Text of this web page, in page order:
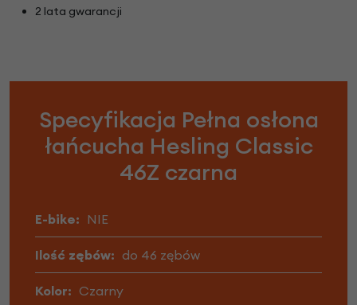
2 lata gwarancji
Specyfikacja Pełna osłona
łańcucha Hesling Classic
46Z czarna
E-bike: NIE
Ilość zębów: do 46 zębów
Kolor: Czarny